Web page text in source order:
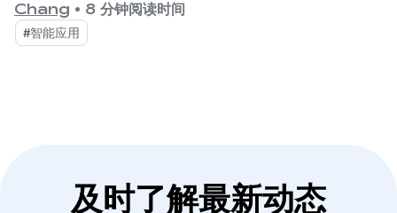
Chang • 8 分钟阅读时间
#智能应用
及时了解最新动态